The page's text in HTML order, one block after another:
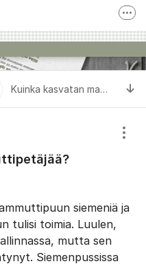
asiakaspalveluun
meitä Facebook
Seuraa meitä Instagram
Kuinka kasvatan mammuttipetäjää?
siemeniä ja
tulisi toimia. Luulen,
mutta sen
Siemenpussissa